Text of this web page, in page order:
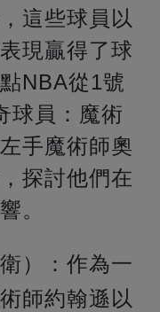
這些球員以
現贏得了球
NBA從1號
球員：魔術
手魔術師奧
探討他們在
。
）：作為一
師約翰遜以